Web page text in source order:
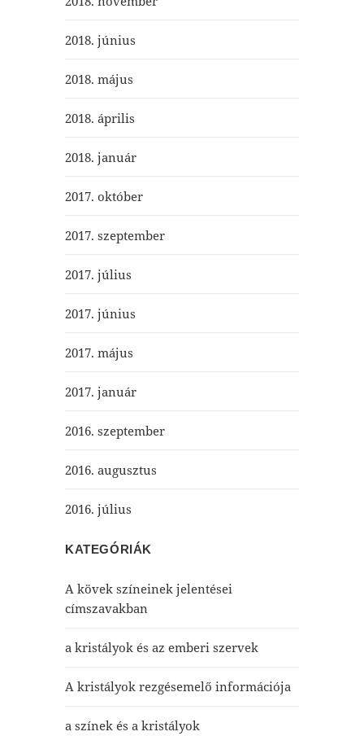
2018. június
2018. május
2018. április
2018. január
2017. október
2017. szeptember
2017. július
2017. június
2017. május
2017. január
2016. szeptember
2016. augusztus
2016. július
KATEGÓRIÁK
A kövek színeinek jelentései
címszavakban
a kristályok és az emberi szervek
A kristályok rezgésemelő információja
a színek és a kristályok